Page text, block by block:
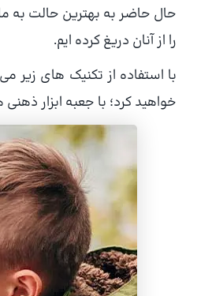
حال حاضر به بهترین حالت به ما
را از آنان دریغ کرده ایم.
با استفاده از تکنیک های زیر
خواهید کرد؛ با جعبه ابزار ذهنی همراه باشید تا ۶ تکنیک ویژه